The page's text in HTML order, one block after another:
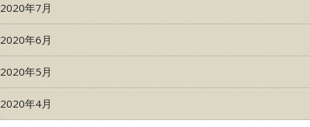
2020年7月
2020年6月
2020年5月
2020年4月